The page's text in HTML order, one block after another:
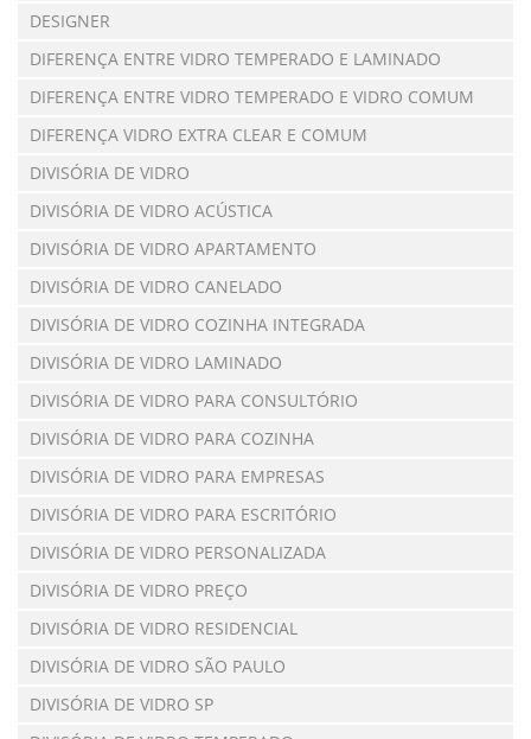
DESIGNER
DIFERENÇA ENTRE VIDRO TEMPERADO E LAMINADO
DIFERENÇA ENTRE VIDRO TEMPERADO E VIDRO COMUM
DIFERENÇA VIDRO EXTRA CLEAR E COMUM
DIVISÓRIA DE VIDRO
DIVISÓRIA DE VIDRO ACÚSTICA
DIVISÓRIA DE VIDRO APARTAMENTO
DIVISÓRIA DE VIDRO CANELADO
DIVISÓRIA DE VIDRO COZINHA INTEGRADA
DIVISÓRIA DE VIDRO LAMINADO
DIVISÓRIA DE VIDRO PARA CONSULTÓRIO
DIVISÓRIA DE VIDRO PARA COZINHA
DIVISÓRIA DE VIDRO PARA EMPRESAS
DIVISÓRIA DE VIDRO PARA ESCRITÓRIO
DIVISÓRIA DE VIDRO PERSONALIZADA
DIVISÓRIA DE VIDRO PREÇO
DIVISÓRIA DE VIDRO RESIDENCIAL
DIVISÓRIA DE VIDRO SÃO PAULO
DIVISÓRIA DE VIDRO SP